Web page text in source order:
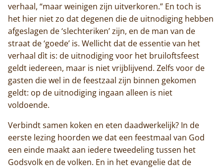
verhaal, “maar weinigen zijn uitverkoren.” En toch is
het hier niet zo dat degenen die de uitnodiging hebben
afgeslagen de ‘slechteriken’ zijn, en de man van de
straat de ‘goede’ is. Wellicht dat de essentie van het
verhaal dìt is: de uitnodiging voor het bruiloftsfeest
geldt iedereen, maar is niet vrijblijvend. Zelfs voor de
gasten die wel in de feestzaal zijn binnen gekomen
geldt: op de uitnodiging ingaan alleen is niet
voldoende.
Verbindt samen koken en eten daadwerkelijk? In de
eerste lezing hoorden we dat een feestmaal van God
een einde maakt aan iedere tweedeling tussen het
Godsvolk en de volken. En in het evangelie dat de